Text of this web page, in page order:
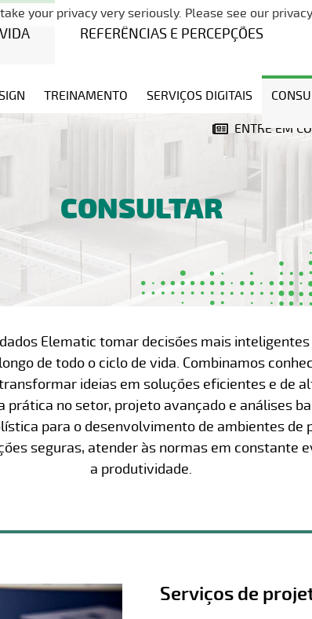
Pular a navegação
REFERÊNCIAS E PERCEPÇÕES
TREINAMENTO SERVIÇOS DIGITAIS
ENTRE EM
CONSULTAR
Elematic tomar decisões mais
de todo o ciclo de vida. Combinamos
ideias em soluções eficientes e de
prática no setor, projeto avançado e análises
para o desenvolvimento de ambientes de
seguras, atender às normas em constante
a produtividade.
Serviços de
your privacy very seriously. Please see our